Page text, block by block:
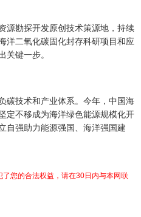
勘探开发原创技术策源地，持续
洋二氧化碳固化封存科研项目和应
关键一步。
技术和产业体系。今年，中国海
定不移成为海洋绿色能源规模化开
自强助力能源强国、海洋强国建
您的合法权益，请在30日内与本网联